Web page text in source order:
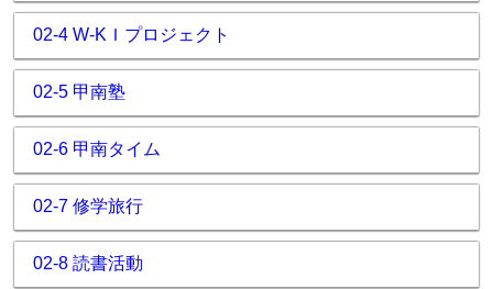
02-4 W-KＩプロジェクト
02-5 甲南塾
02-6 甲南タイム
02-7 修学旅行
02-8 読書活動